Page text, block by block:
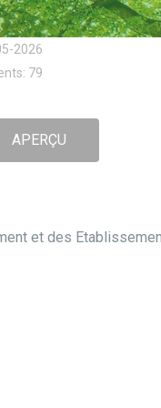
2026
2026
79
APERÇU
et des